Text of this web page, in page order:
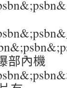
部內機